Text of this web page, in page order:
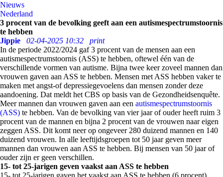
Nieuws
Nederland
3 procent van de bevolking geeft aan een autismespectrumstoornis
te hebben
Jippie
02-04-2025 10:32
print
In de periode 2022/2024 gaf 3 procent van de mensen aan een
autismespectrumstoornis (ASS) te hebben, oftewel één van de
verschillende vormen van autisme. Bijna twee keer zoveel mannen dan
vrouwen gaven aan ASS te hebben. Mensen met ASS hebben vaker te
maken met angst-of depressiegevoelens dan mensen zonder deze
aandoening. Dat meldt het CBS op basis van de Gezondheidsenquête.
Meer mannen dan vrouwen gaven aan een autismespectrumstoornis
(ASS) te hebben. Van de bevolking van vier jaar of ouder heeft ruim 3
procent van de mannen en bijna 2 procent van de vrouwen naar eigen
zeggen ASS. Dit komt neer op ongeveer 280 duizend mannen en 140
duizend vrouwen. In alle leeftijdsgroepen tot 50 jaar geven meer
mannen dan vrouwen aan ASS te hebben. Bij mensen van 50 jaar of
ouder zijn er geen verschillen.
15- tot 25-jarigen geven vaakst aan ASS te hebben
15- tot 25-jarigen gaven het vaakst aan ASS te hebben (6 procent).